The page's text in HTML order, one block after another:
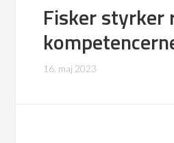
Fisker styrker
16. maj 2023